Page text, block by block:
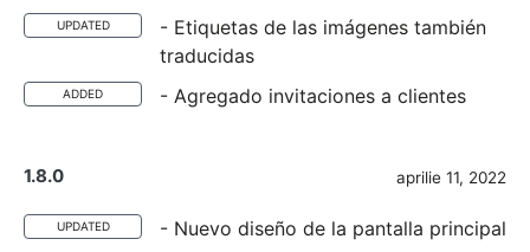
UPDATED
- Etiquetas de las imágenes también
traducidas
ADDED - Agregado invitaciones a clientes
1.8.0 aprilie 11, 2022
UPDATED - Nuevo diseño de la pantalla principal